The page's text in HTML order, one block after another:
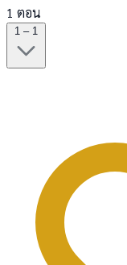
1 ตอน
1 – 1